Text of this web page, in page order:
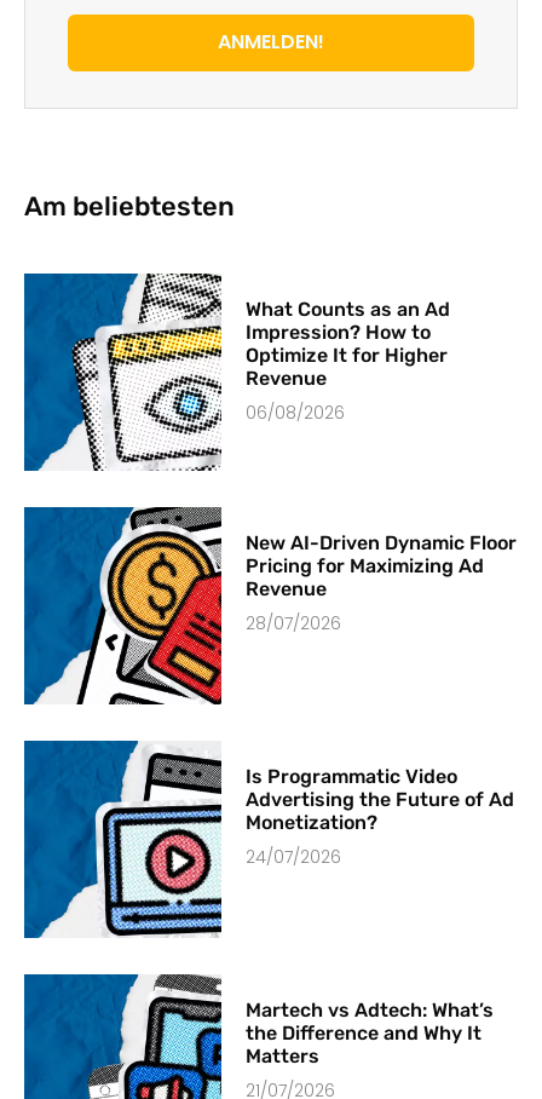
ANMELDEN!
Am beliebtesten
What Counts as an Ad
Impression? How to
Optimize It for Higher
Revenue
06/08/2026
New AI-Driven Dynamic Floor
Pricing for Maximizing Ad
Revenue
28/07/2026
Is Programmatic Video
Advertising the Future of Ad
Monetization?
24/07/2026
Martech vs Adtech: What’s
the Difference and Why It
Matters
21/07/2026